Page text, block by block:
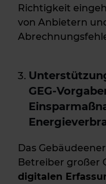
Richtigkeit
von Anbietern
GEG-
Das
Betreiber großer
digitalen